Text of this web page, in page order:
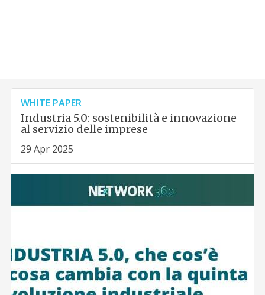
WHITE PAPER
Industria 5.0: sostenibilità e innovazione
al servizio delle imprese
29 Apr 2025